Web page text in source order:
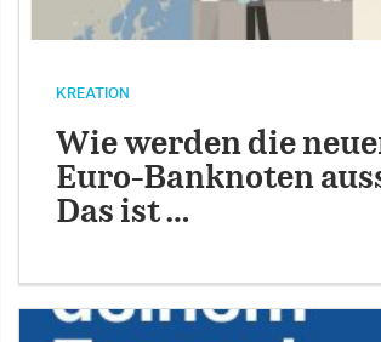
KREATION
Wie werden die
Euro-Banknoten
Das ist …